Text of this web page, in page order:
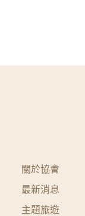
關於協會
最新消息
主題旅遊